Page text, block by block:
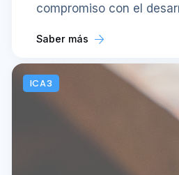
compromiso con el
Saber más
ICA3